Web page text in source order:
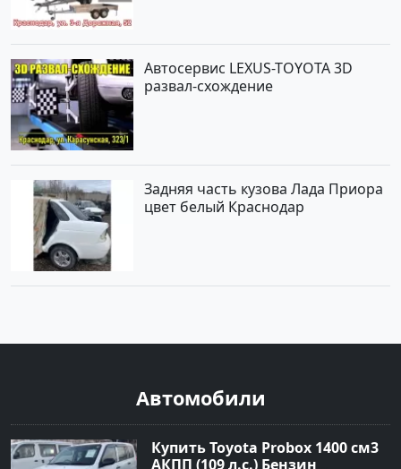
Автосервис LEXUS-TOYOTA 3D
развал-схождение
Задняя часть кузова Лада Приора
цвет белый Краснодар
Автомобили
Купить Toyota Probox 1400 см3
АКПП (109 л.с.) Бензин